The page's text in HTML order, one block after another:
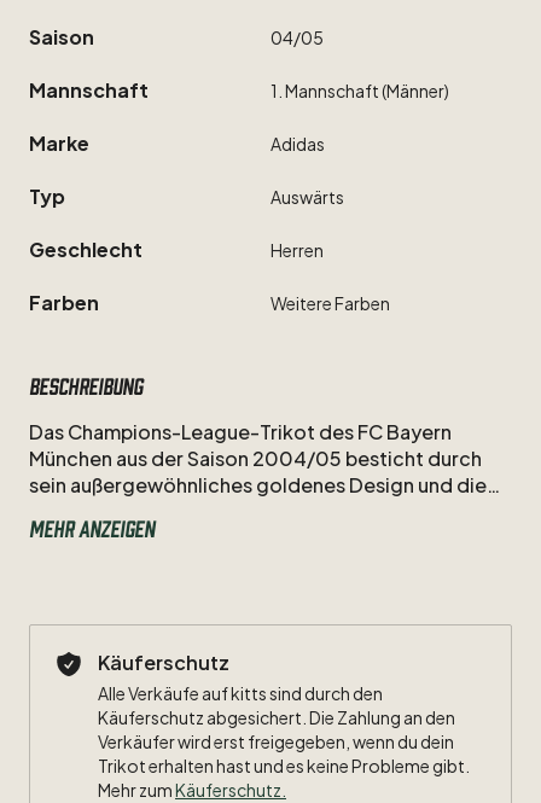
Saison 04​/​05
Mannschaft 1. Mannschaft(Männer)
Marke Adidas
Typ Auswärts
Geschlecht Herren
Farben WeitereFarben
Beschreibung
DasChampions-League-Trikot desFCBayern
München ausderSaison 2004​/​05 besticht durch
sein außergewöhnlichesgoldenesDesign und die
kämpftedieNummer
desRekordmeistersperfektwiderspiegelt.
Größe: XL
60cm
Mehr anzeigen
Käuferschutz
Alle Verkäufe auf kitts sind durch den
Käuferschutz abgesichert. Die Zahlung an den
Verkäufer wird erst freigegeben, wenn du dein
Trikot erhalten hast und es keine Probleme gibt.
Mehr zumKäuferschutz